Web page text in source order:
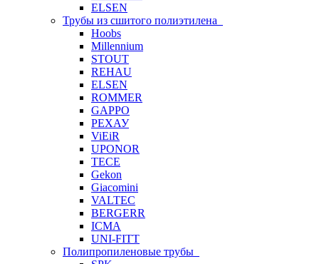
ELSEN
Трубы из сшитого полиэтилена
Hoobs
Millennium
STOUT
REHAU
ELSEN
ROMMER
GAPPO
РЕХАУ
ViEiR
UPONOR
TECE
Gekon
Giacomini
VALTEC
BERGERR
ICMA
UNI-FITT
Полипропиленовые трубы